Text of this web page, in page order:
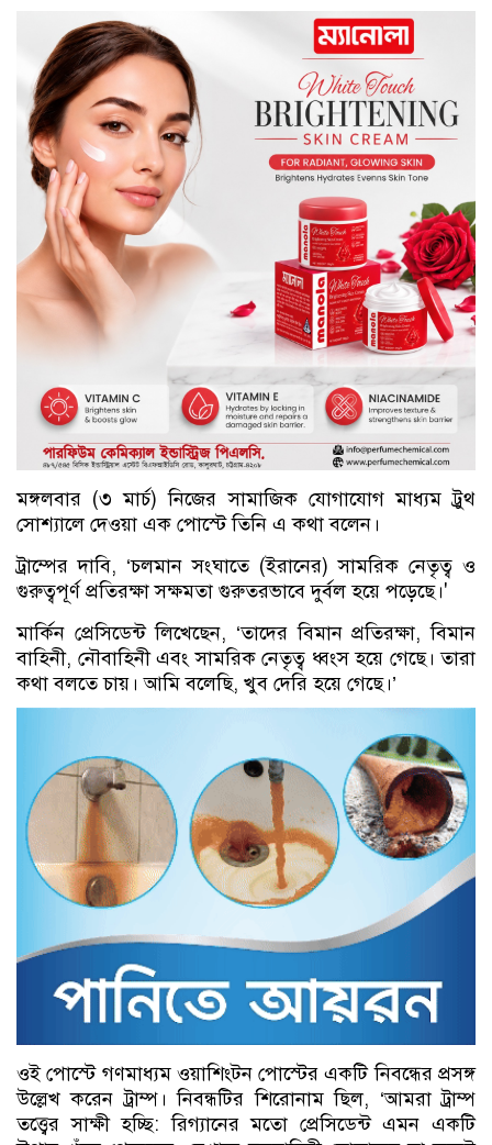
মঙ্গলবার (৩ মার্চ) নিজের সামাজিক যোগাযোগ মাধ্যম ট্রুথ
সোশ্যালে দেওয়া এক পোস্টে তিনি এ কথা বলেন।
ট্রাম্পের দাবি, ‘চলমান সংঘাতে (ইরানের) সামরিক নেতৃত্ব ও
গুরুত্বপূর্ণ প্রতিরক্ষা সক্ষমতা গুরুতরভাবে দুর্বল হয়ে পড়েছে।'
মার্কিন প্রেসিডেন্ট লিখেছেন, ‘তাদের বিমান প্রতিরক্ষা, বিমান
বাহিনী, নৌবাহিনী এবং সামরিক নেতৃত্ব ধ্বংস হয়ে গেছে। তারা
কথা বলতে চায়। আমি বলেছি, খুব দেরি হয়ে গেছে।’
ওই পোস্টে গণমাধ্যম ওয়াশিংটন পোস্টের একটি নিবন্ধের প্রসঙ্গ
উল্লেখ করেন ট্রাম্প। নিবন্ধটির শিরোনাম ছিল, ‘আমরা ট্রাম্প
তত্ত্বের সাক্ষী হচ্ছি: রিগ্যানের মতো প্রেসিডেন্ট এমন একটি